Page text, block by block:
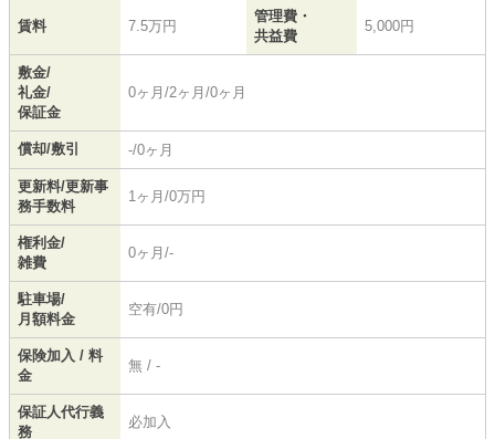
賃料 7.5万円
管理費・
共益費
5,000円
敷金/
礼金/
保証金
0ヶ月/2ヶ月/0ヶ月
償却/敷引 -/0ヶ月
更新料/更新事
務手数料
1ヶ月/0万円
権利金/
雑費
0ヶ月/-
駐車場/
月額料金
空有/0円
保険加入 / 料
金
無 / -
保証人代行義
務
必加入